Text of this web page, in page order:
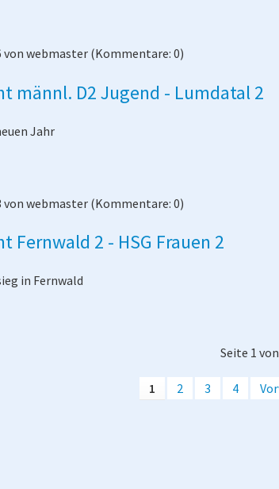
von webmaster (Kommentare: 0)
männl. D2 Jugend - Lumdatal 2
Jahr
von webmaster (Kommentare: 0)
Fernwald 2 - HSG Frauen 2
in Fernwald
Seite 1
1 2 3 4